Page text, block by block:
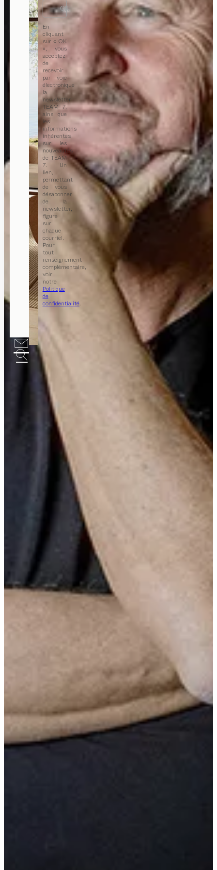
OK
En
cliquant
sur « OK
», vous
acceptez
de
recevoir
par voie
électronique
la
newsletter
TEAM 7,
ainsi que
les
informations
inhérentes
sur les
nouveautés
de TEAM
7. Un
lien,
permettant
de vous
désabonner
de la
newsletter,
figure
sur
chaque
courriel.
Pour
tout
renseignement
complémentaire,
voir
notre
Politique
de
confidentialité.